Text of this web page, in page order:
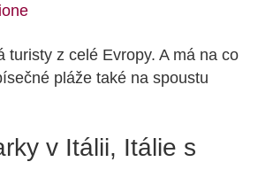
turisty z celé Evropy. A má na co
pláže také na spoustu
v Itálii, Itálie s